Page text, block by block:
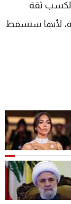
الكسب ثقة
لأنها ستسقط